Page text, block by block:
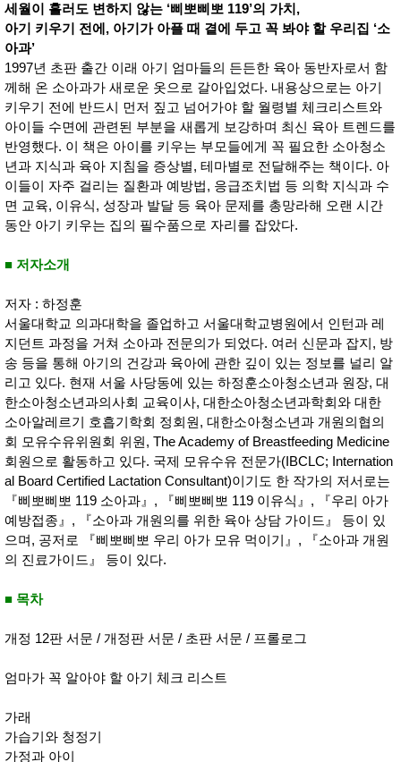
보관용
기
조리용
품
주방소
품
식
품
즉석가
공식품
쌀/잡곡/
면류
양념/소
스/가루
건조식
품
농산품
아 매트
유아 보
드(칠
판)
조형물
DIY
유아 이
유식
아기띠/
외출용
품
건강/미
용/식기
용품
성장발
달교육
용품
패
션
어른내
의
가방/지
스
패션/잡
생 세탁세
일상 돋
보기
침구용
품
세월이 흘러도 변하지 않는 ‘삐뽀삐뽀 119’의 가치,
아기 키우기 전에, 아기가 아플 때 곁에 두고 꼭 봐야 할 우리집 ‘소
아과’
1997년 초판 출간 이래 아기 엄마들의 든든한 육아 동반자로서 함
께해 온 소아과가 새로운 옷으로 갈아입었다. 내용상으로는 아기
키우기 전에 반드시 먼저 짚고 넘어가야 할 월령별 체크리스트와
아이들 수면에 관련된 부분을 새롭게 보강하며 최신 육아 트렌드를
반영했다. 이 책은 아이를 키우는 부모들에게 꼭 필요한 소아청소
년과 지식과 육아 지침을 증상별, 테마별로 전달해주는 책이다. 아
이들이 자주 걸리는 질환과 예방법, 응급조치법 등 의학 지식과 수
면 교육, 이유식, 성장과 발달 등 육아 문제를 총망라해 오랜 시간
동안 아기 키우는 집의 필수품으로 자리를 잡았다.
■ 저자소개
저자 : 하정훈
서울대학교 의과대학을 졸업하고 서울대학교병원에서 인턴과 레
지던트 과정을 거쳐 소아과 전문의가 되었다. 여러 신문과 잡지, 방
송 등을 통해 아기의 건강과 육아에 관한 깊이 있는 정보를 널리 알
리고 있다. 현재 서울 사당동에 있는 하정훈소아청소년과 원장, 대
한소아청소년과의사회 교육이사, 대한소아청소년과학회와 대한
소아알레르기 호흡기학회 정회원, 대한소아청소년과 개원의협의
회 모유수유위원회 위원, The Academy of Breastfeeding Medicine
회원으로 활동하고 있다. 국제 모유수유 전문가(IBCLC; Internation
al Board Certified Lactation Consultant)이기도 한 작가의 저서로는
『삐뽀삐뽀 119 소아과』, 『삐뽀삐뽀 119 이유식』, 『우리 아가
예방접종』, 『소아과 개원의를 위한 육아 상담 가이드』 등이 있
으며, 공저로 『삐뽀삐뽀 우리 아가 모유 먹이기』, 『소아과 개원
의 진료가이드』 등이 있다.
■ 목차
개정 12판 서문 / 개정판 서문 / 초판 서문 / 프롤로그
엄마가 꼭 알아야 할 아기 체크 리스트
가래
가습기와 청정기
가정과 아이